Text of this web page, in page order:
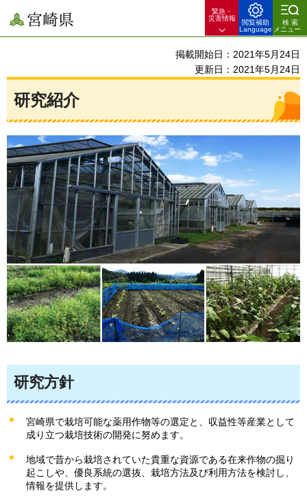
宮崎県
緊急・
災害情報
閲覧補助
Language
検索
メニュー
掲載開始日：2021年5月24日
更新日：2021年5月24日
研究紹介
研究方針
宮崎県で栽培可能な薬用作物等の選定と、収益性等産業として
成り立つ栽培技術の開発に努めます。
地域で昔から栽培されていた貴重な資源である在来作物の掘り
起こしや、優良系統の選抜、栽培方法及び利用方法を検討し、
情報を提供します。